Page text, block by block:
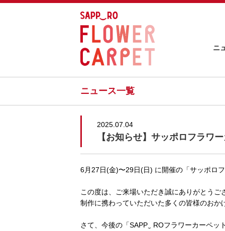
ニ
ニュース一覧
2025.07.04
【お知らせ】サッポロフラ
6月27日(金)〜29日(日) に開催の「サッポロ
この度は、ご来場いただき誠にありがとうご
制作に携わっていただいた多くの皆様のおか
さて、今後の「SAPP‿ ROフラワーカーペッ